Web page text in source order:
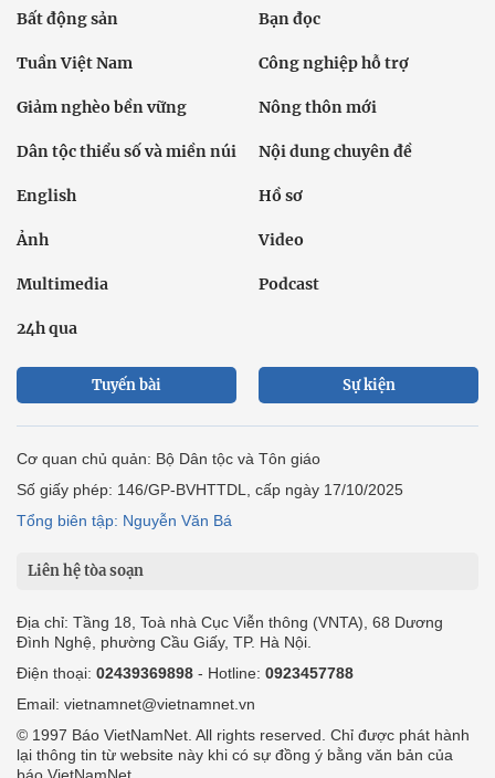
Bất động sản Bạn đọc
Tuần Việt Nam Công nghiệp hỗ trợ
Giảm nghèo bền vững Nông thôn mới
Dân tộc thiểu số và miền núi Nội dung chuyên đề
English Hồ sơ
Ảnh Video
Multimedia Podcast
24h qua
Tuyến bài Sự kiện
Cơ quan chủ quản: Bộ Dân tộc và Tôn giáo
Số giấy phép: 146/GP-BVHTTDL, cấp ngày 17/10/2025
Tổng biên tập: Nguyễn Văn Bá
Liên hệ tòa soạn
Địa chỉ: Tầng 18, Toà nhà Cục Viễn thông (VNTA), 68 Dương
Đình Nghệ, phường Cầu Giấy, TP. Hà Nội.
Điện thoại: 02439369898 - Hotline: 0923457788
Email: vietnamnet@vietnamnet.vn
© 1997 Báo VietNamNet. All rights reserved. Chỉ được phát hành
lại thông tin từ website này khi có sự đồng ý bằng văn bản của